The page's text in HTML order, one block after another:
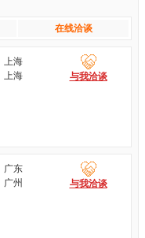
在线洽谈
上海
上海
与我洽谈
广东
广州
与我洽谈